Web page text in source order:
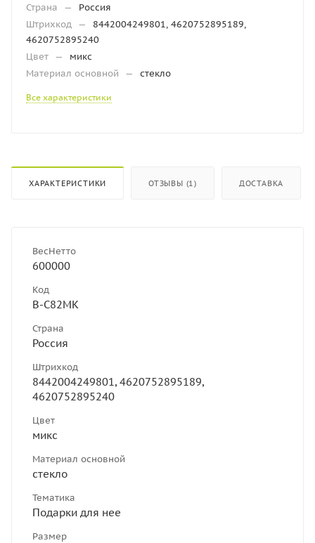
Страна
—
Россия
Штрихкод —
8442004249801, 4620752895189,
4620752895240
Цвет —
микс
Материал основной
— стекло
Все характеристики
ХАРАКТЕРИСТИКИ ОТЗЫВЫ (1) ДОСТАВКА
ВесНетто
600000
Код
В-С82МК
Страна
Россия
Штрихкод
8442004249801, 4620752895189,
4620752895240
Цвет
микс
Материал основной
стекло
Тематика
Подарки для нее
Размер